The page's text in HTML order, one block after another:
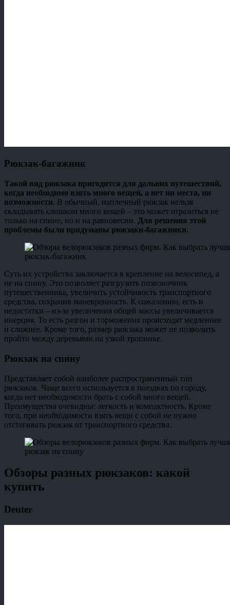
Рюкзак-багажник
Такой вид рюкзака пригодится для дальних путешествий,
когда необходимо взять много вещей, а нет ни места, ни
возможности. В обычный, наплечный рюкзак нельзя
складывать слишком много вещей – это может отразиться не
только на спине, но и на равновесии. Для решения этой
проблемы были придуманы рюкзаки-багажники.
рюкзак-багажник
Суть их устройства заключается в крепление на велосипед, а
не на спину. Это позволяет разгрузить позвоночник
путешественника, увеличить устойчивость транспортного
средства, сохранив маневренность. К сожалению, есть и
недостатки – из-за увеличения общей массы увеличивается
инерция. То есть разгон и торможения происходят медленнее
и сложнее. Кроме того, размер рюкзака может не позволить
пройти между деревьями на узкой тропинке.
Рюкзак на спину
Представляет собой наиболее распространенный тип
рюкзаков. Чаще всего используется в поездках по городу,
когда нет необходимости брать с собой много вещей.
Преимущества очевидны: легкость и компактность. Кроме
того, при необходимости взять вещи с собой не нужно
отстегивать рюкзак от транспортного средства.
рюкзак на спину
Обзоры разных рюкзаков: какой
купить
Deuter